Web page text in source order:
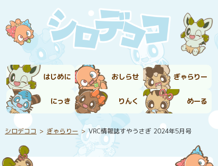
はじめに おしらせ ぎゃらりー
にっき りんく めーる
シロデココ ぎゃらりー VRC情報誌すやうさぎ 2024年5月号